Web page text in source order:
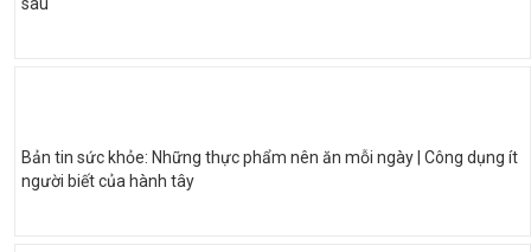
Bản tin sức khỏe: Những thực phẩm nên ăn mỗi ngày | Công dụng ít
người biết của hành tây